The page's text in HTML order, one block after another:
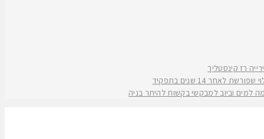
14 שנים בתפקיד
למים וביוב למבקשי בקשות להיתר בניה